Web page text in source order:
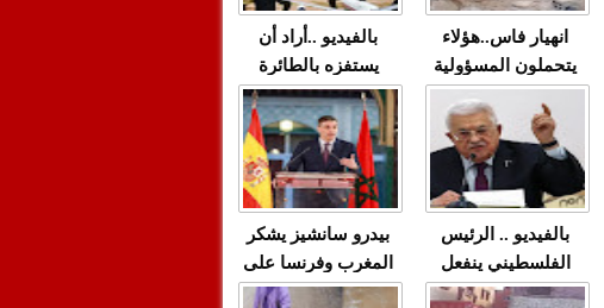
الملكية المغربية
بالفيديو ..أراد أن
يستفزه بالطائرة
القطرية لكن ترامب
فضحه أمام العالم
بالحجة والدليل
انهيار فاس..هؤلاء
يتحملون المسؤولية
ومآسي العمارات
العشوائية مفتوحة
بيدرو سانشيز يشكر
المغرب وفرنسا على
استعادة الكهرباء عقب
بالفيديو .. الرئيس
الفلسطيني ينفعل
ويهاجم حماس بألفاظ